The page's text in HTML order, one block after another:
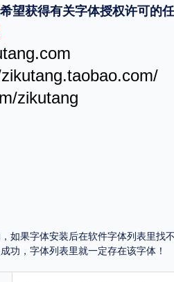
字体程序 字体人物 字体网站
望获得有关字体授权许可的
zikutang
如果字体安装后在软件字体列表里
功，字体列表里就一定存在该字体！